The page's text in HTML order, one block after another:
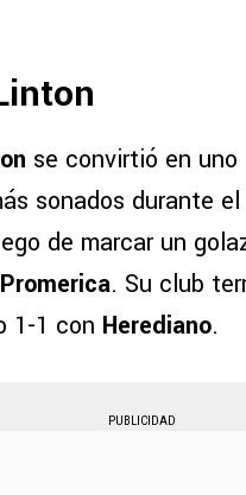
se convirtió en uno
sonados durante
de marcar un
. Su club
1-1 con Herediano.
PUBLICIDAD